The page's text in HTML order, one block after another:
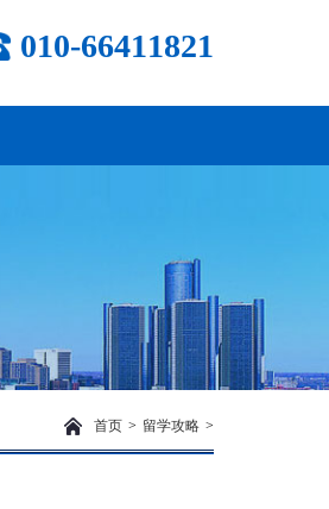
010-66411821
首页 > 留学攻略 >